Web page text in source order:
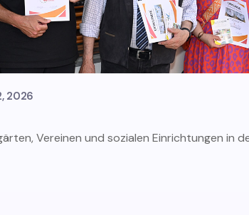
2026
Vereinen und sozialen Einrichtungen in